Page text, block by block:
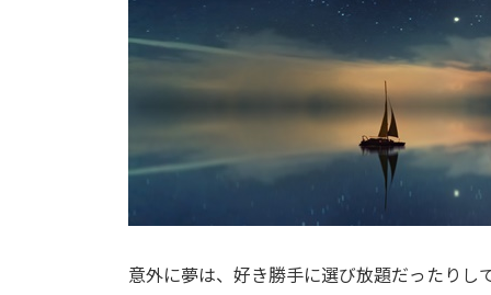
意外に夢は、好き勝手に選び放題だったりし